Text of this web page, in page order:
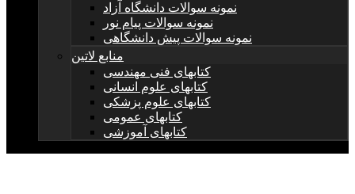
نمونه سوالات دانشگاه آزاد
نمونه سوالات پیام نور
نمونه سوالات پیش دانشگاهی
منابع لاتین
کتابهای فنی مهندسی
کتابهای علوم انسانی
کتابهای علوم پزشکی
کتابهای عمومی
کتابهای آموزشی